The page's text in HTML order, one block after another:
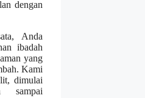
dengan
Anda
ibadah
yang
Kami
dimulai
sampai